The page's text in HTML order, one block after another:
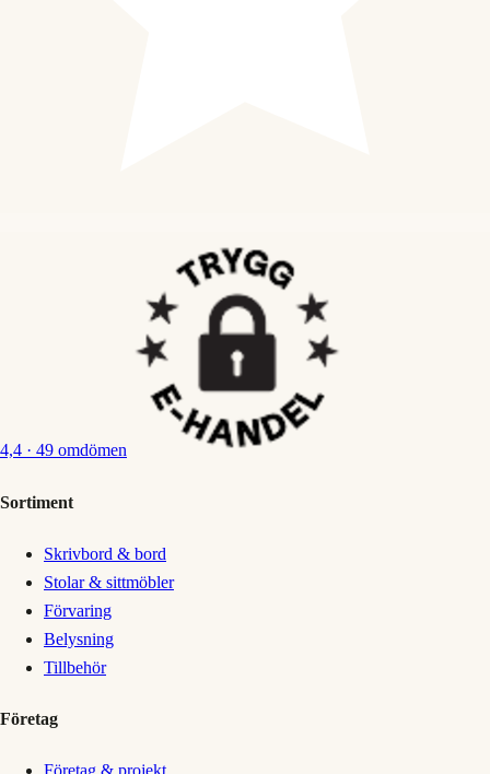
4,4 · 49 omdömen
Sortiment
Skrivbord & bord
Stolar & sittmöbler
Förvaring
Belysning
Tillbehör
Företag